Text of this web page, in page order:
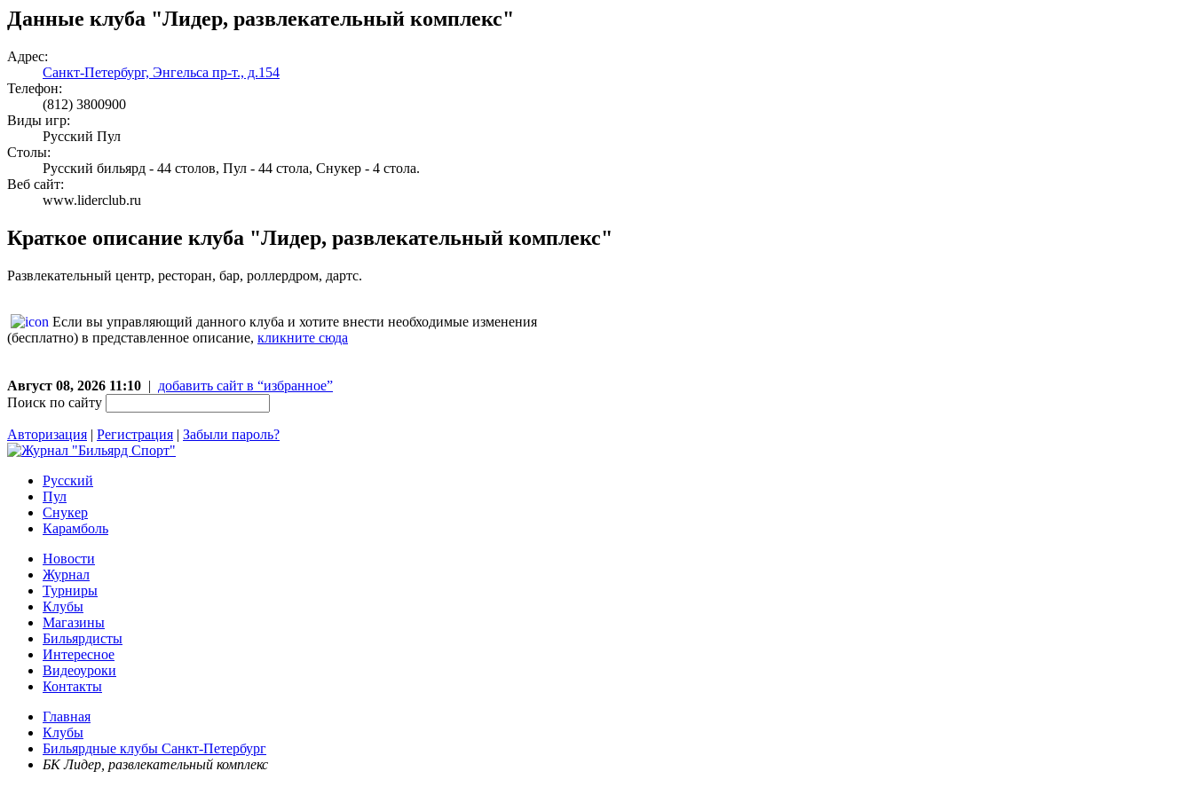
Данные клуба "Лидер, развлекательный комплекс"
Адрес:
Санкт-Петербург, Энгельса пр-т., д.154
Телефон:
(812) 3800900
Виды игр:
Русский Пул
Столы:
Русский бильярд - 44 столов, Пул - 44 стола, Снукер - 4 стола.
Веб сайт:
www.liderclub.ru
Краткое описание клуба "Лидер, развлекательный комплекс"
Развлекательный центр, ресторан, бар, роллердром, дартс.
Если вы управляющий данного клуба и хотите внести необходимые изменения
(бесплатно) в представленное описание, кликните сюда
Август 08, 2026 11:10 | добавить сайт в “избранное”
Поиск по сайту
Авторизация | Регистрация | Забыли пароль?
Русский
Пул
Снукер
Карамболь
Новости
Журнал
Турниры
Клубы
Магазины
Бильярдисты
Интересное
Видеоуроки
Контакты
Главная
Клубы
Бильярдные клубы Санкт-Петербург
БК Лидер, развлекательный комплекс